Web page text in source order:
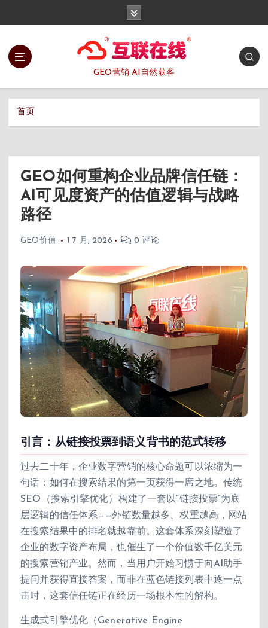
GEO营销 AI自然获客
首页
GEO如何重构企业品牌信任链：
AI可见度资产的估值逻辑与战略
路径
GEO价值 1 7 月, 2026 0 评论
引言：从链接投票到语义背书的范式转移
过去二十年，企业数字营销的核心命题可以浓缩为一
句话：如何在搜索结果的第一页获得一席之地。传统
SEO（搜索引擎优化）构建了一套以“链接投票”为底
层逻辑的信任体系——外链数量越多、权重越高，网站
在搜索结果中的排名就越靠前。这套体系深刻塑造了
企业的数字资产布局，也催生了一个价值数千亿美元
的搜索营销产业。然而，当用户开始习惯于向AI助手
提问并获得直接答案，而非在蓝色链接列表中逐一点
击时，这套信任链正在经历一场根本性的解构。
生成式引擎优化（Generative Engine